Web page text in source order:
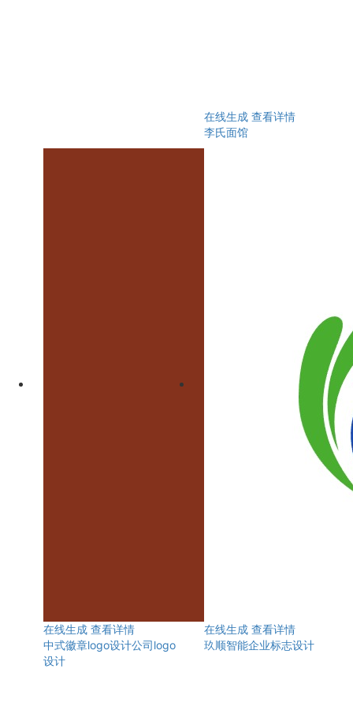
在线生成 查看详情
李氏面馆
在线生成 查看详情
中式徽章logo设计公司logo
设计
在线生成 查看详情
玖顺智能企业标志设计